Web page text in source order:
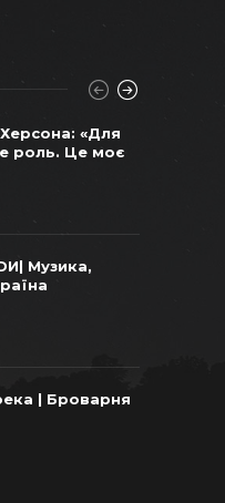
році –
бізнесу
цінами на
«Для
роль. Це моє
Музика,
| Броварня